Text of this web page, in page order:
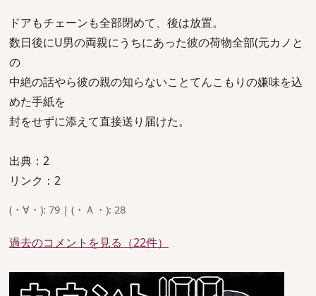
ドアもチェーンも全部閉めて、後は放置。
数日後にU男の両親にうちにあった彼の荷物全部(元カノと
の
中絶の話やら彼の親の知らないことてんこもりの嫌味を込
めた手紙を
封をせずに添えて直接送り届けた。
出典：2
リンク：2
(・∀・): 79 | (・Ａ・): 28
過去のコメントを見る（22件）